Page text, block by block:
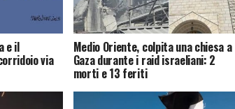
e il
via
Medio Oriente, colpita una chiesa a
Gaza durante i raid israeliani: 2
morti e 13 feriti